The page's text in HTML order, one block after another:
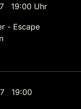
19:00 Uhr
- Escape
19:00